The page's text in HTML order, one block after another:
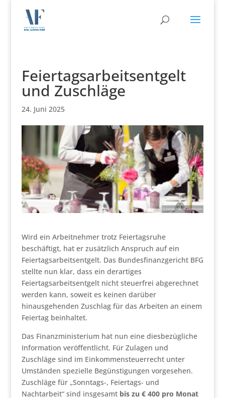
Feiertagsarbeitsentgelt
und Zuschläge
24. Juni 2025
Wird ein Arbeitnehmer trotz Feiertagsruhe
beschäftigt, hat er zusätzlich Anspruch auf ein
Feiertagsarbeitsentgelt. Das Bundesfinanzgericht BFG
stellte nun klar, dass ein derartiges
Feiertagsarbeitsentgelt nicht steuerfrei abgerechnet
werden kann, soweit es keinen darüber
hinausgehenden Zuschlag für das Arbeiten an einem
Feiertag beinhaltet.
Das Finanzministerium hat nun eine diesbezügliche
Information veröffentlicht. Für Zulagen und
Zuschläge sind im Einkommensteuerrecht unter
Umständen spezielle Begünstigungen vorgesehen.
Zuschläge für „Sonntags-, Feiertags- und
Nachtarbeit“ sind insgesamt bis zu € 400 pro Monat